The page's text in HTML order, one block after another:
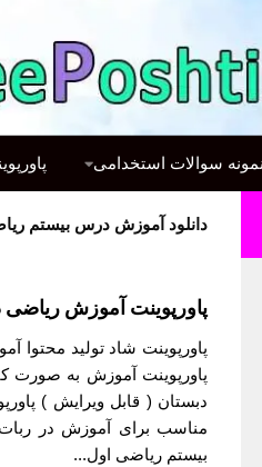
نمونه سوالات استخدامی
دانلود آموزش درس بیستم ریاضی درس 20
پاورپوینت آموزش
پاورپوینت شاد تولید محتوا
پاورپوینت آموزش به صورت
دبستان ( قابل ویرایش )
مناسب برای آموزش در
بیستم ریاضی اول...